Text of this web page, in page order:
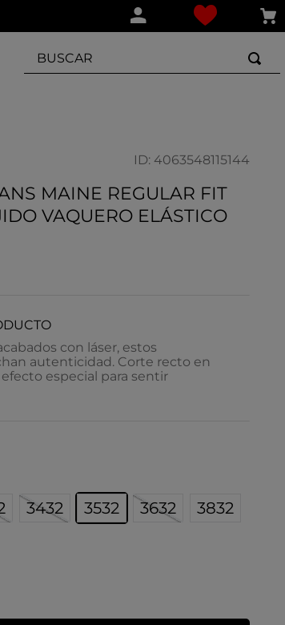
BUSCAR
ID: 4063548115144
MAINE REGULAR FIT
VAQUERO ELÁSTICO
con láser, estos
autenticidad. Corte recto en
especial para sentir
3432 3532 3632 3832